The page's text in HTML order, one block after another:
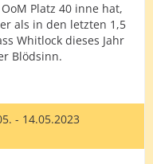
Platz 40 inne hat,
als in den letzten 1,5
Whitlock dieses Jahr
Blödsinn.
- 14.05.2023